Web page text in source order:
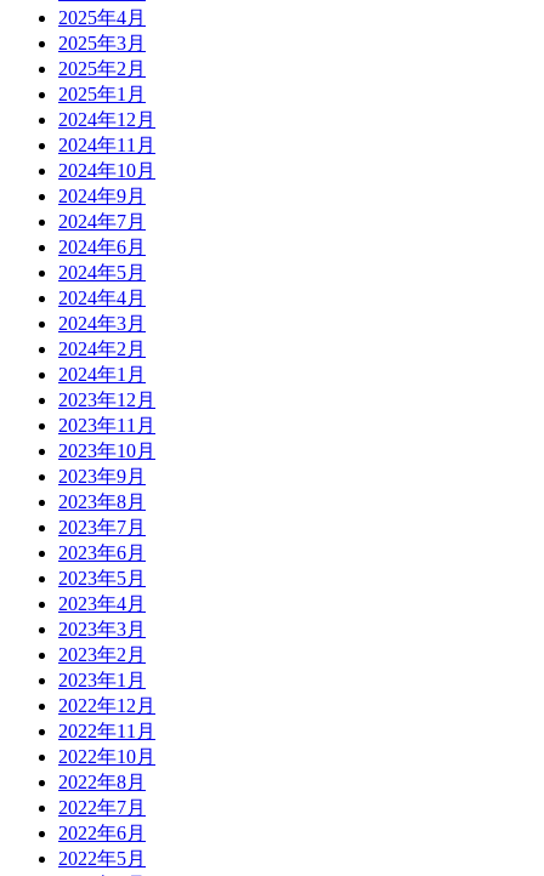
2025年4月
2025年3月
2025年2月
2025年1月
2024年12月
2024年11月
2024年10月
2024年9月
2024年7月
2024年6月
2024年5月
2024年4月
2024年3月
2024年2月
2024年1月
2023年12月
2023年11月
2023年10月
2023年9月
2023年8月
2023年7月
2023年6月
2023年5月
2023年4月
2023年3月
2023年2月
2023年1月
2022年12月
2022年11月
2022年10月
2022年8月
2022年7月
2022年6月
2022年5月